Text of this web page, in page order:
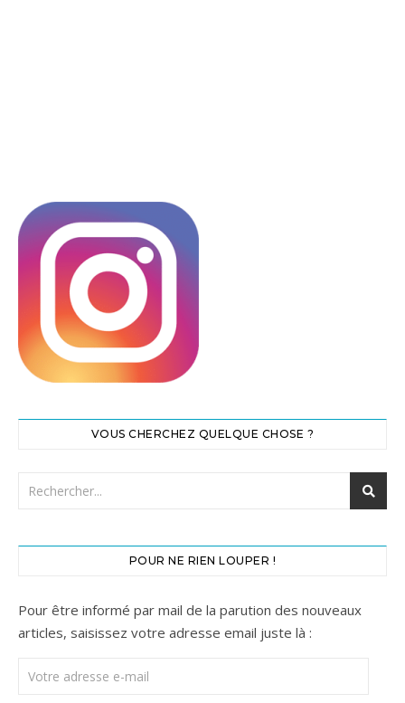
VOUS CHERCHEZ QUELQUE CHOSE ?
POUR NE RIEN LOUPER !
Pour être informé par mail de la parution des nouveaux
articles, saisissez votre adresse email juste là :
Votre adresse e-mail